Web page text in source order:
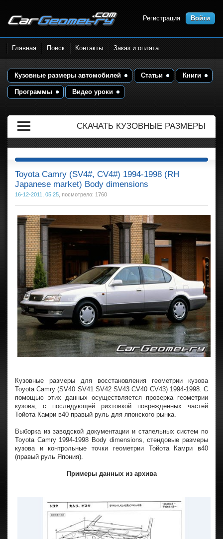
Размеры кузова автомобилей.
Контрольные точки и кузовные
размеры. Геометрия кузова
Регистрация Войти
Главная Поиск Контакты Заказ и оплата
Кузовные размеры автомобилей Статьи Книги
Программы Видео уроки
СКАЧАТЬ КУЗОВНЫЕ РАЗМЕРЫ
Toyota Camry (SV4#, CV4#) 1994-1998 (RH
Japanese market) Body dimensions
16-12-2011, 05:25 , посмотрело: 1760
Кузовные размеры для восстановления геометрии кузова
Toyota Camry (SV40 SV41 SV42 SV43 CV40 CV43) 1994-1998. С
помощью этих данных осуществляется проверка геометрии
кузова, с последующей рихтовкой поврежденных частей
Тойота Камри в40 правый руль для японского рынка.
Выборка из заводской документации и стапельных систем по
Toyota Camry 1994-1998 Body dimensions, стендовые размеры
кузова и контрольные точки геометрии Тойота Камри в40
(правый руль Япония).
Примеры данных из архива